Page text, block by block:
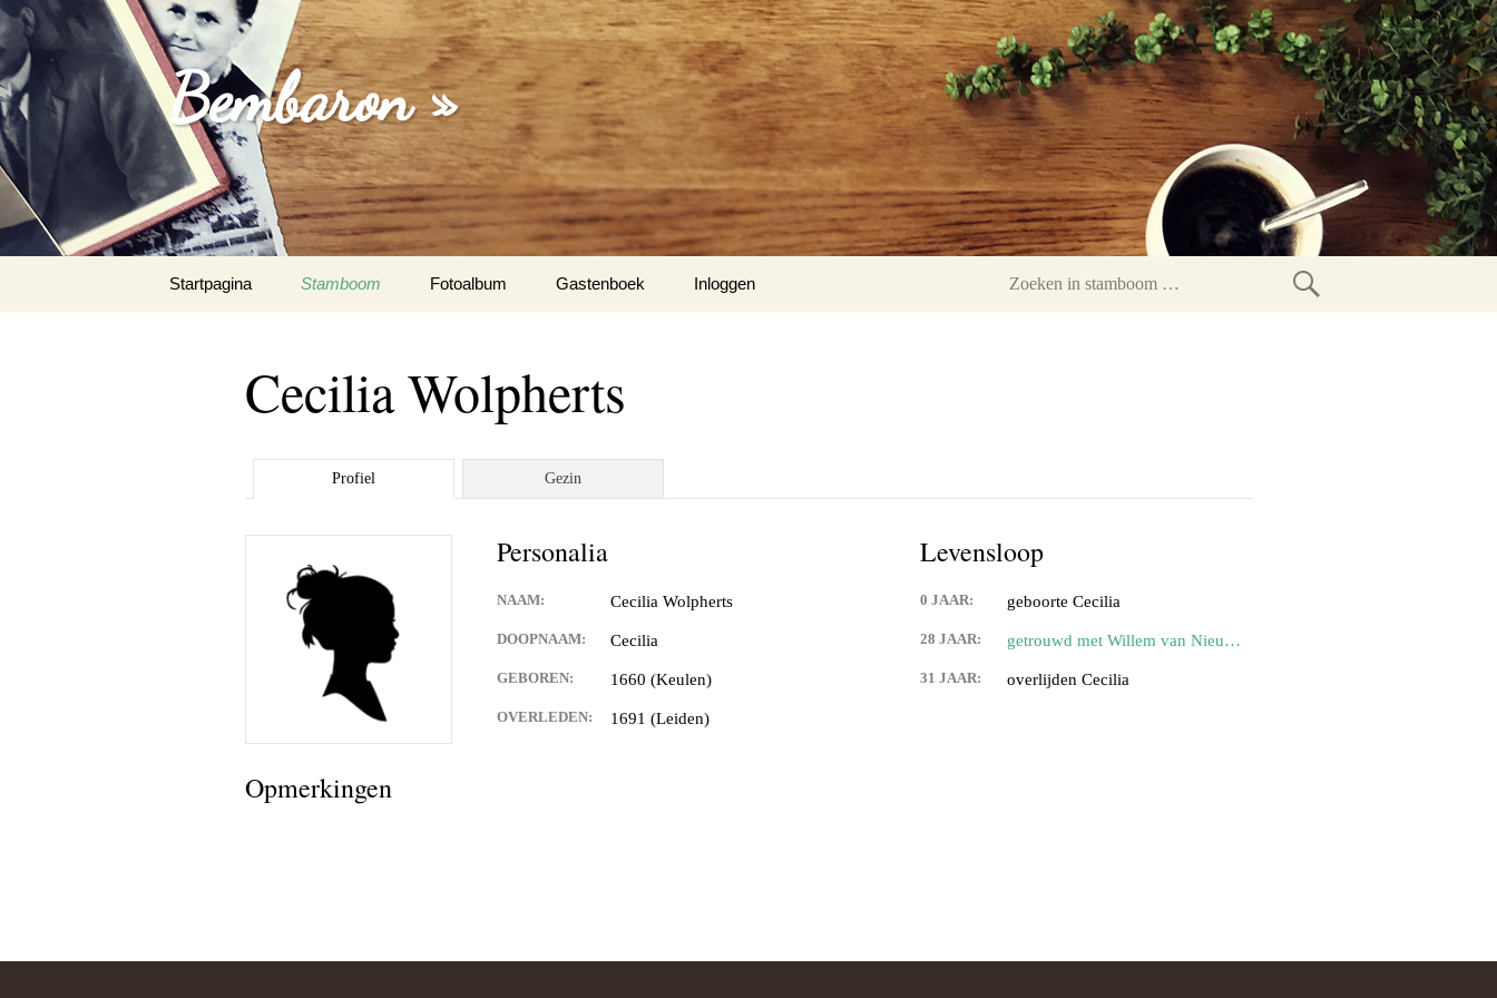
Bembaron »
naar
Startpagina Stamboom Fotoalbum Gastenboek
Inloggen
Zoeken
Cecilia Wolpherts
Profiel Gezin
Personalia
NAAM: Cecilia Wolpherts
DOOPNAAM: Cecilia
GEBOREN: 1660 (Keulen)
OVERLEDEN: 1691 (Leiden)
Levensloop
0 JAAR: geboorte Cecilia
28 JAAR: getrouwd met Willem van Nieuwenburgh
31 JAAR: overlijden Cecilia
Opmerkingen